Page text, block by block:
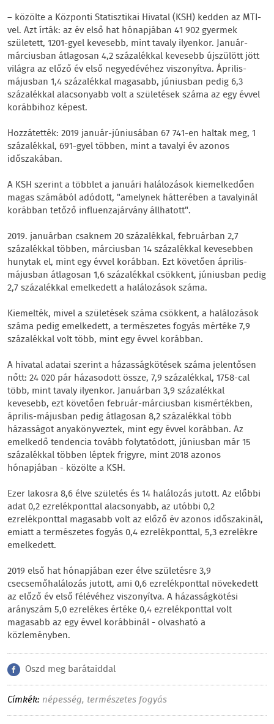
– közölte a Központi Statisztikai Hivatal (KSH) kedden az MTI-
vel. Azt írták: az év első hat hónapjában 41 902 gyermek
született, 1201-gyel kevesebb, mint tavaly ilyenkor. Január-
márciusban átlagosan 4,2 százalékkal kevesebb újszülött jött
világra az előző év első negyedévéhez viszonyítva. Április-
májusban 1,4 százalékkal magasabb, júniusban pedig 6,3
százalékkal alacsonyabb volt a születések száma az egy évvel
korábbihoz képest.
Hozzátették: 2019 január-júniusában 67 741-en haltak meg, 1
százalékkal, 691-gyel többen, mint a tavalyi év azonos
időszakában.
A KSH szerint a többlet a januári halálozások kiemelkedően
magas számából adódott, "amelynek hátterében a tavalyinál
korábban tetőző influenzajárvány állhatott".
2019. januárban csaknem 20 százalékkal, februárban 2,7
százalékkal többen, márciusban 14 százalékkal kevesebben
hunytak el, mint egy évvel korábban. Ezt követően április-
májusban átlagosan 1,6 százalékkal csökkent, júniusban pedig
2,7 százalékkal emelkedett a halálozások száma.
Kiemelték, mivel a születések száma csökkent, a halálozások
száma pedig emelkedett, a természetes fogyás mértéke 7,9
százalékkal volt több, mint egy évvel korábban.
A hivatal adatai szerint a házasságkötések száma jelentősen
nőtt: 24 020 pár házasodott össze, 7,9 százalékkal, 1758-cal
több, mint tavaly ilyenkor. Januárban 3,9 százalékkal
kevesebb, ezt követően február-márciusban kismértékben,
április-májusban pedig átlagosan 8,2 százalékkal több
házasságot anyakönyveztek, mint egy évvel korábban. Az
emelkedő tendencia tovább folytatódott, júniusban már 15
százalékkal többen léptek frigyre, mint 2018 azonos
hónapjában - közölte a KSH.
Ezer lakosra 8,6 élve születés és 14 halálozás jutott. Az előbbi
adat 0,2 ezrelékponttal alacsonyabb, az utóbbi 0,2
ezrelékponttal magasabb volt az előző év azonos időszakinál,
emiatt a természetes fogyás 0,4 ezrelékponttal, 5,3 ezrelékre
emelkedett.
2019 első hat hónapjában ezer élve születésre 3,9
csecsemőhalálozás jutott, ami 0,6 ezrelékponttal növekedett
az előző év első félévéhez viszonyítva. A házasságkötési
arányszám 5,0 ezrelékes értéke 0,4 ezrelékponttal volt
magasabb az egy évvel korábbinál - olvasható a
közleményben.
Oszd meg barátaiddal
Címkék: népesség, természetes fogyás